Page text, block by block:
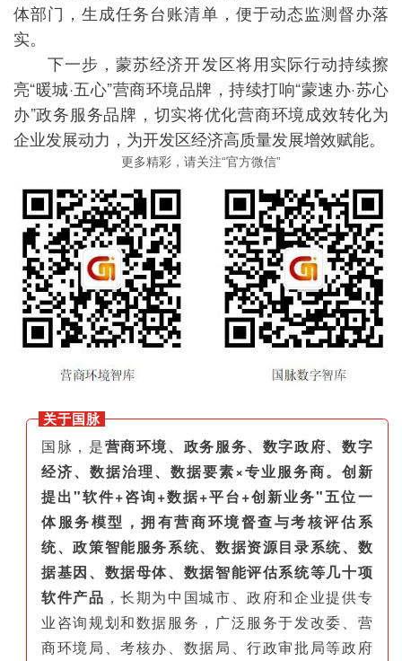
体部门，生成任务台账清单，便于动态监测督办落
实。
下一步，蒙苏经济开发区将用实际行动持续擦
亮“暖城·五心”营商环境品牌，持续打响“蒙速办·苏心
办”政务服务品牌，切实将优化营商环境成效转化为
企业发展动力，为开发区经济高质量发展增效赋能。
更多精彩，请关注“官方微信”
关于国脉
国脉，是营商环境、政务服务、数字政府、数字
经济、数据治理、数据要素×专业服务商。创新
提出"软件+咨询+数据+平台+创新业务"五位一
体服务模型，拥有营商环境督查与考核评估系
统、政策智能服务系统、数据资源目录系统、数
据基因、数据母体、数据智能评估系统等几十项
软件产品 ，长期为中国城市、政府和企业提供专
业咨询规划和数据服务，广泛服务于发改委、营
商环境局、考核办、数据局、行政审批局等政府